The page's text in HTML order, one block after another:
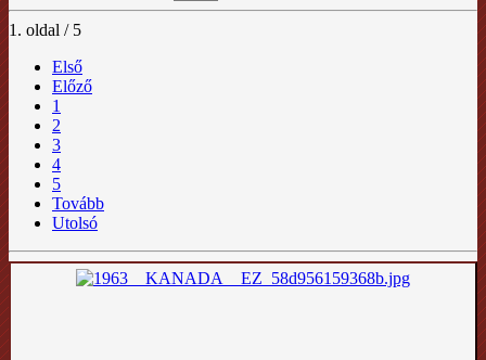
1. oldal / 5
Első
Előző
1
2
3
4
5
Tovább
Utolsó